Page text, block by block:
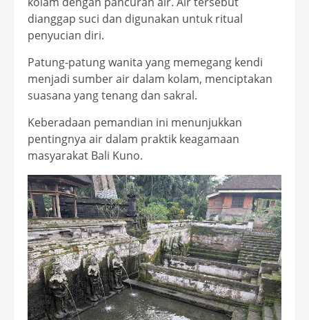
dianggap suci dan digunakan untuk ritual
penyucian diri.
Patung-patung wanita yang memegang kendi
menjadi sumber air dalam kolam, menciptakan
suasana yang tenang dan sakral.
Keberadaan pemandian ini menunjukkan
pentingnya air dalam praktik keagamaan
masyarakat Bali Kuno.